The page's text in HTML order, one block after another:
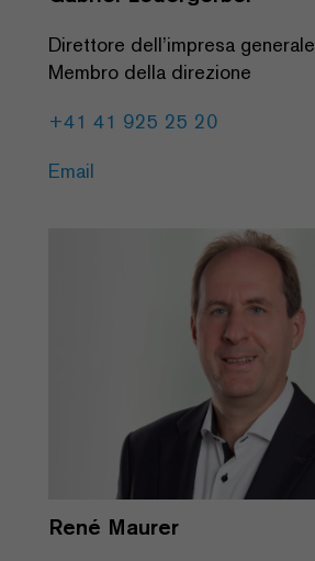
Direttore dell’impresa generale
Membro della direzione
+41 41 925 25 20
Email
René Maurer